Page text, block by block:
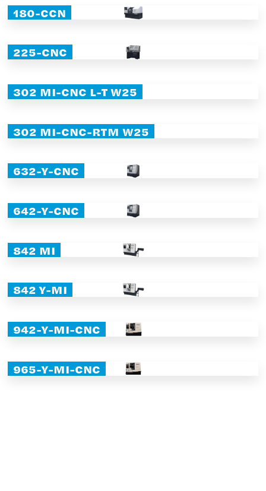
180-CCN
225-CNC
302 MI-CNC L-T W25
302 MI-CNC-RTM W25
632-Y-CNC
642-Y-CNC
842 MI
842 Y-MI
942-Y-MI-CNC
965-Y-MI-CNC